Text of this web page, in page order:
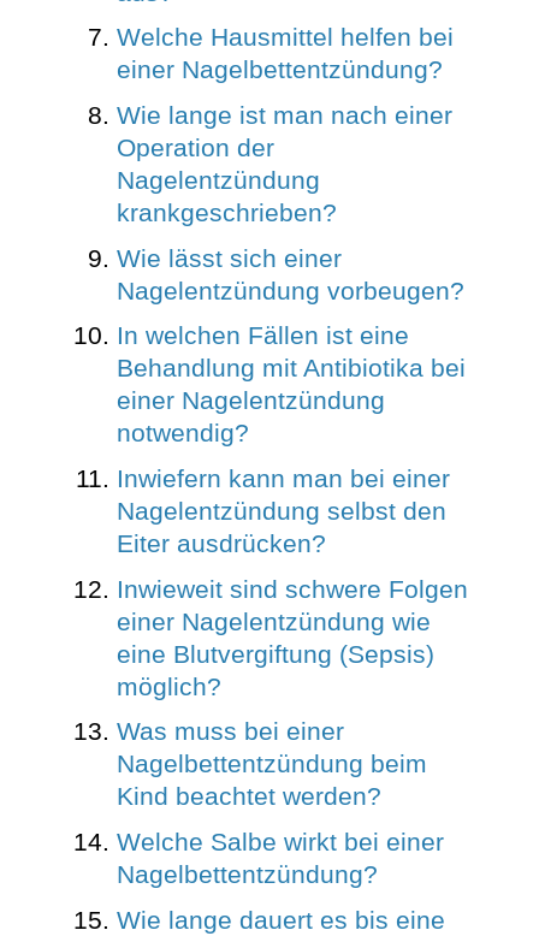
Welche Hausmittel helfen bei
einer Nagelbettentzündung?
Wie lange ist man nach einer
Operation der
Nagelentzündung
krankgeschrieben?
Wie lässt sich einer
Nagelentzündung vorbeugen?
In welchen Fällen ist eine
Behandlung mit Antibiotika bei
einer Nagelentzündung
notwendig?
Inwiefern kann man bei einer
Nagelentzündung selbst den
Eiter ausdrücken?
Inwieweit sind schwere Folgen
einer Nagelentzündung wie
eine Blutvergiftung (Sepsis)
möglich?
Was muss bei einer
Nagelbettentzündung beim
Kind beachtet werden?
Welche Salbe wirkt bei einer
Nagelbettentzündung?
Wie lange dauert es bis eine